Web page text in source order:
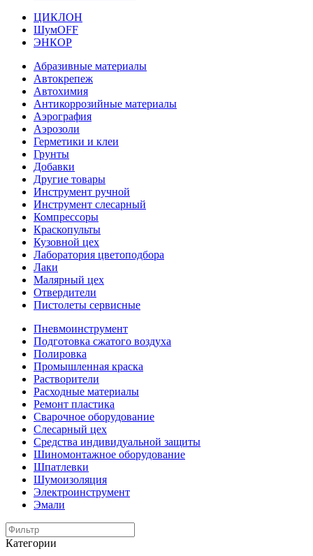
ЦИКЛОН
ШумOFF
ЭНКОР
Абразивные материалы
Автокрепеж
Автохимия
Антикоррозийные материалы
Аэрография
Аэрозоли
Герметики и клеи
Грунты
Добавки
Другие товары
Инструмент ручной
Инструмент слесарный
Компрессоры
Краскопульты
Кузовной цех
Лаборатория цветоподбора
Лаки
Малярный цех
Отвердители
Пистолеты сервисные
Пневмоинструмент
Подготовка сжатого воздуха
Полировка
Промышленная краска
Растворители
Расходные материалы
Ремонт пластика
Сварочное оборудование
Слесарный цех
Средства индивидуальной защиты
Шиномонтажное оборудование
Шпатлевки
Шумоизоляция
Электроинструмент
Эмали
Категории